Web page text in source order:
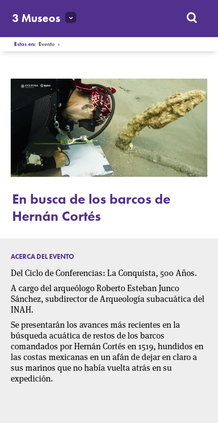
3 Museos
Estas en:Evento ›
En busca de los barcos de
Hernán Cortés
ACERCA DEL EVENTO
Del Ciclo de Conferencias: La Conquista, 500 Años.
A cargo delarqueólogoRoberto Esteban Junco
Sánchez, subdirector de Arqueología subacuática del
INAH.
Se presentarán los avances más recientes en la
búsqueda acuática de restos de los barcos
comandados por Hernán Cortés en 1519, hundidos en
las costas mexicanas en un afán de dejar en claro a
sus marinos que no había vuelta atrás en su
expedición.